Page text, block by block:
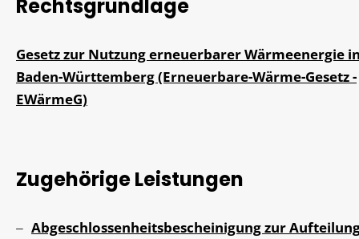
Rechtsgrundlage
Gesetz zur Nutzung erneuerbarer Wärmeenergie
Baden-Württemberg (Erneuerbare-Wärme-Gesetz -
EWärmeG)
Zugehörige Leistungen
Abgeschlossenheitsbescheinigung zur